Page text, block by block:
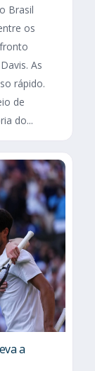
Brasil
os
As
rápido.
de
do...
a